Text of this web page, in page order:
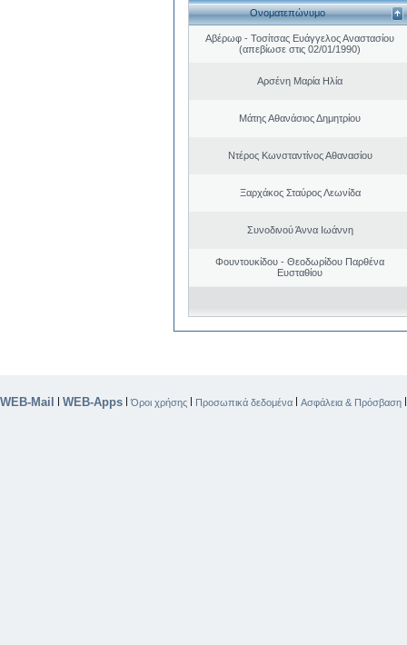
Ονοματεπώνυμο
Αβέρωφ - Τοσίτσας Ευάγγελος Αναστασίου
(απεβίωσε στις 02/01/1990)
Αρσένη Μαρία Ηλία
Μάτης Αθανάσιος Δημητρίου
Ντέρος Κωνσταντίνος Αθανασίου
Ξαρχάκος Σταύρος Λεωνίδα
Συνοδινού Άννα Ιωάννη
Φουντουκίδου - Θεοδωρίδου Παρθένα
Ευσταθίου
WEB-Mail | WEB-Apps |Όροι χρήσης | Προσωπικά δεδομένα | Ασφάλεια & Πρόσβαση